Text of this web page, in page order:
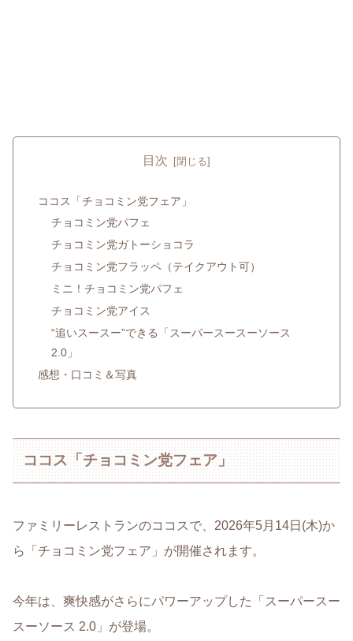
目次
ココス「チョコミン党フェア」
チョコミン党パフェ
チョコミン党ガトーショコラ
チョコミン党フラッペ（テイクアウト可）
ミニ！チョコミン党パフェ
チョコミン党アイス
“追いスースー”できる「スーパースースーソース
2.0」
感想・口コミ＆写真
ココス「チョコミン党フェア」
ファミリーレストランのココスで、2026年5月14日(木)か
ら「チョコミン党フェア」が開催されます。
今年は、爽快感がさらにパワーアップした「スーパースー
スーソース 2.0」が登場。